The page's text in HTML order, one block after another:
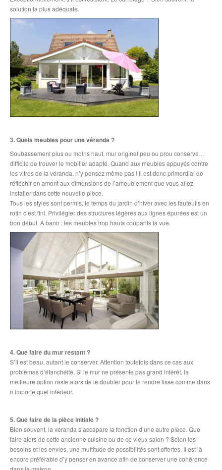
solution la plus adéquate.
3. Quels meubles pour une véranda ?
Soubassement plus ou moins haut, mur originel peu ou prou conservé…
difficile de trouver le mobilier adapté. Quand aux meubles appuyés contre
les vitres de la véranda, n’y pensez même pas ! Il est donc primordial de
réfléchir en amont aux dimensions de l’ameublement que vous allez
installer dans cette nouvelle pièce.
Tous les styles sont permis, le temps du jardin d’hiver avec les fauteuils en
rotin c’est fini. Privilégier des structures légères aux lignes épurées est un
bon début. A banir : les meubles trop hauts coupants la vue.
4. Que faire du mur restant ?
S’il est beau, autant le conserver. Attention toutefois dans ce cas aux
problèmes d’étanchéité. Si le mur ne présente pas grand intérêt, la
meilleure option reste alors de le doubler pour le rendre lisse comme dans
n’importe quel intérieur.
5. Que faire de la pièce initiale ?
Bien souvent, la véranda s’accapare la fonction d’une autre pièce. Que
faire alors de cette ancienne cuisine ou de ce vieux salon ? Selon les
besoins et les envies, une multitude de possibilités sont offertes. Il est là
encore préférable d’y penser en avance afin de conserver une cohérence